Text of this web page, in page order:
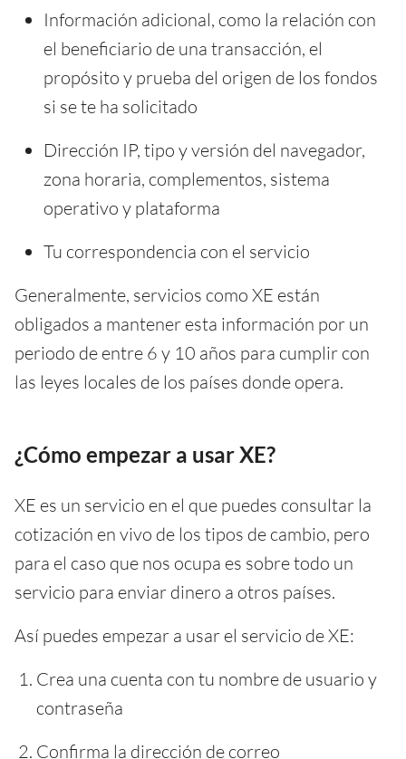
Información adicional, como la relación con
el beneficiario de una transacción, el
propósito y prueba del origen de los fondos
si se te ha solicitado
Dirección IP, tipo y versión del navegador,
zona horaria, complementos, sistema
operativo y plataforma
Tu correspondencia con el servicio
Generalmente, servicios como XE están
obligados a mantener esta información por un
periodo de entre 6 y 10 años para cumplir con
las leyes locales de los países donde opera.
¿Cómo empezar a usar XE?
XE es un servicio en el que puedes consultar la
cotización en vivo de los tipos de cambio, pero
para el caso que nos ocupa es sobre todo un
servicio para enviar dinero a otros países.
Así puedes empezar a usar el servicio de XE:
Crea una cuenta con tu nombre de usuario y
contraseña
Confirma la dirección de correo